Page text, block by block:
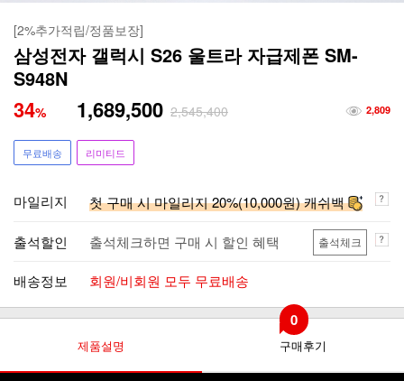
[2%추가적립/정품보장]
삼성전자 갤럭시 S26 울트라 자급제폰 SM-
S948N
34% 1,689,500 2,545,400 2,809
무료배송 리미티드
마일리지 첫 구매 시 마일리지 20%(10,000원) 캐쉬백
출석할인 출석체크하면 구매 시 할인 혜택 출석체크
배송정보 회원/비회원 모두 무료배송
제품설명 구매후기
0